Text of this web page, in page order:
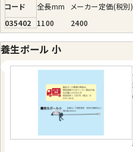
コード 全長mm メーカー定価(税別)
035402
1100 2400
養生ポール 小